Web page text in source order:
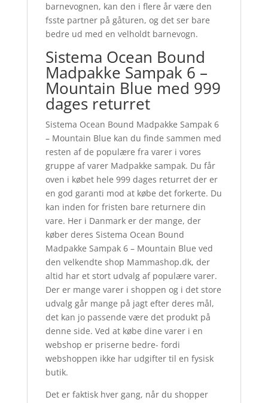
barnevognen, kan den i flere år være den
fsste partner på gåturen, og det ser bare
bedre ud med en velholdt barnevogn.
Sistema Ocean Bound
Madpakke Sampak 6 –
Mountain Blue med 999
dages returret
Sistema Ocean Bound Madpakke Sampak 6
– Mountain Blue kan du finde sammen med
resten af de populære fra varer i vores
gruppe af varer Madpakke sampak. Du får
oven i købet hele 999 dages returret der er
en god garanti mod at købe det forkerte. Du
kan inden for fristen bare returnere din
vare. Her i Danmark er der mange, der
køber deres Sistema Ocean Bound
Madpakke Sampak 6 – Mountain Blue ved
den velkendte shop Mammashop.dk, der
altid har et stort udvalg af populære varer.
Der er mange varer i shoppen og i det store
udvalg går mange på jagt efter deres mål,
det kan jo passende være det produkt på
denne side. Ved at købe dine varer i en
webshop er priserne bedre- fordi
webshoppen ikke har udgifter til en fysisk
butik.
Det er faktisk hver gang, når du shopper